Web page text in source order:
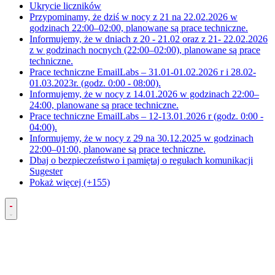
Ukrycie liczników
Przypominamy, że dziś w nocy z 21 na 22.02.2026 w
godzinach 22:00–02:00, planowane są prace techniczne.
Informujemy, że w dniach z 20 - 21.02 oraz z 21- 22.02.2026
z w godzinach nocnych (22:00–02:00), planowane są prace
techniczne.
Prace techniczne EmailLabs – 31.01-01.02.2026 r i 28.02-
01.03.2023r. (godz. 0:00 - 08:00).
Informujemy, że w nocy z 14.01.2026 w godzinach 22:00–
24:00, planowane są prace techniczne.
Prace techniczne EmailLabs – 12-13.01.2026 r (godz. 0:00 -
04:00).
Informujemy, że w nocy z 29 na 30.12.2025 w godzinach
22:00–01:00, planowane są prace techniczne.
Dbaj o bezpieczeństwo i pamiętaj o regułach komunikacji
Sugester
Pokaż więcej (+155)